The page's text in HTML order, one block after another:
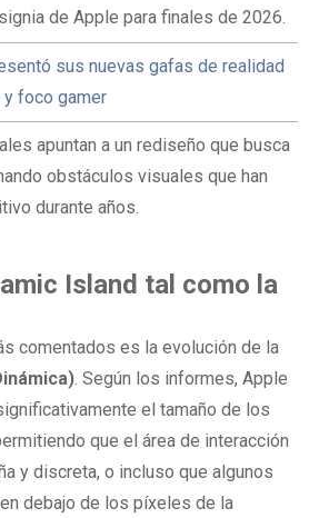
de Apple para finales de 2026.
sus nuevas gafas de realidad
y foco gamer
apuntan a un rediseño que busca
obstáculos visuales que han
durante años.
Island tal como la
comentados es la evolución de la
. Según los informes, Apple
el tamaño de los
que el área de interacción
y discreta, o incluso que algunos
debajo de los píxeles de la